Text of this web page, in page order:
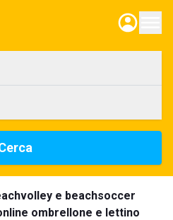
e beachsoccer
ombrellone e lettino